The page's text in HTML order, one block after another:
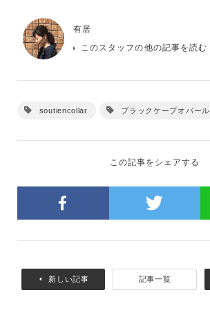
有居
このスタッフの他の記事を読む
soutiencollar ブラックケープオパール
この記事をシェアする
新しい記事 記事一覧